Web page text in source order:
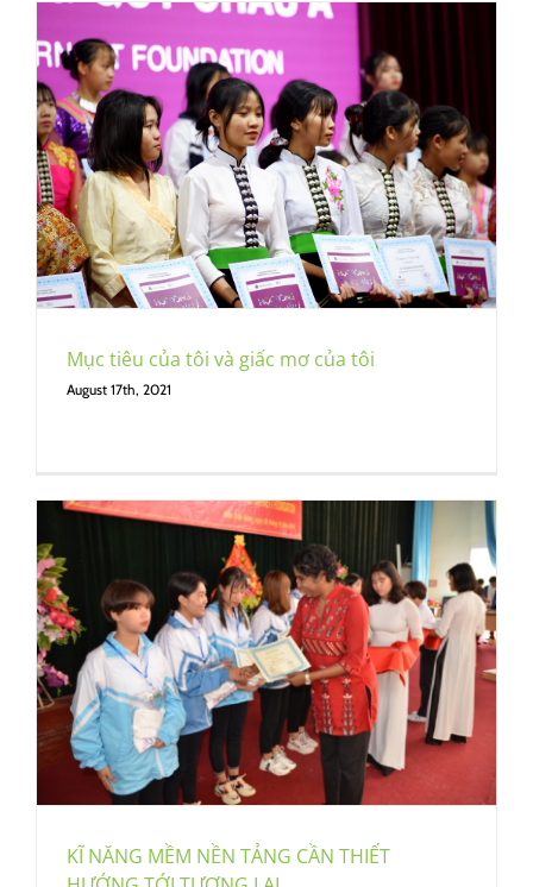
Mục tiêu của tôi và giấc mơ của tôi
August 17th, 2021
KĨ NĂNG MỀM NỀN TẢNG CẦN THIẾT